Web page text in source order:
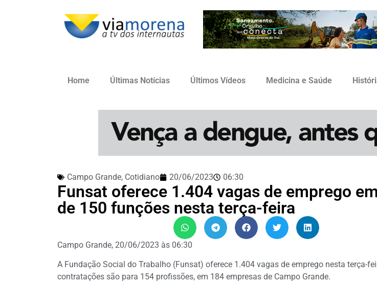
Home Últimas Notícias Últimos Vídeos Medicina e Saúde
Campo Grande, Cotidiano 20/06/2023 06:30
Funsat oferece 1.404 vagas de emprego
de 150 funções nesta terça-feira
Campo Grande, 20/06/2023 às 06:30
A Fundação Social do Trabalho (Funsat) oferece 1.404 vagas de emprego nesta terça-
contratações são para 154 profissões, em 184 empresas de Campo Grande.